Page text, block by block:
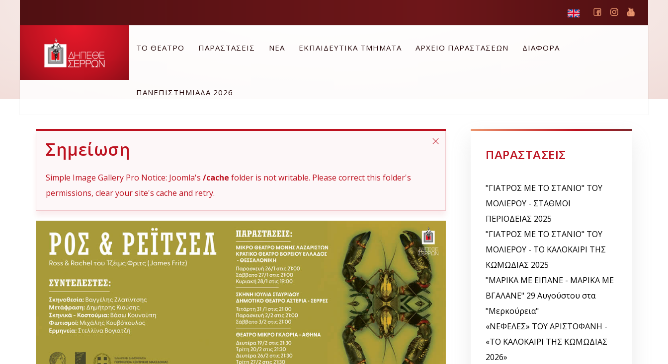
ΤΟ ΘΕΑΤΡΟ ΠΑΡΑΣΤΑΣΕΙΣ ΝΕΑ ΕΚΠΑΙΔΕΥΤΙΚΑ ΤΜΗΜΑΤΑ ΑΡΧΕΙΟ ΠΑΡΑΣΤΑΣΕΩΝ ΔΙΑΦΟΡΑ
ΠΑΝΕΠΙΣΤΗΜΙΑΔΑ 2026
Σημείωση
Simple Image Gallery Pro Notice: Joomla's /cache folder is not writable. Please correct this folder's
permissions, clear your site's cache and retry.
ΠΑΡΑΣΤΑΣΕΙΣ
"ΓΙΑΤΡΟΣ ΜΕ ΤΟ ΣΤΑΝΙΟ" ΤΟΥ
ΜΟΛΙΕΡΟΥ - ΣΤΑΘΜΟΙ
ΠΕΡΙΟΔΕΙΑΣ 2025
"ΓΙΑΤΡΟΣ ΜΕ ΤΟ ΣΤΑΝΙΟ" ΤΟΥ
ΜΟΛΙΕΡΟΥ - ΤΟ ΚΑΛΟΚΑΙΡΙ ΤΗΣ
ΚΩΜΩΔΙΑΣ 2025
"ΜΑΡΙΚΑ ΜΕ ΕΙΠΑΝΕ - ΜΑΡΙΚΑ ΜΕ
ΒΓΑΛΑΝΕ" 29 Αυγούστου στα
"Μερκούρεια"
«ΝΕΦΕΛΕΣ» ΤΟΥ ΑΡΙΣΤΟΦΑΝΗ -
«ΤΟ ΚΑΛΟΚΑΙΡΙ ΤΗΣ ΚΩΜΩΔΙΑΣ
2026»